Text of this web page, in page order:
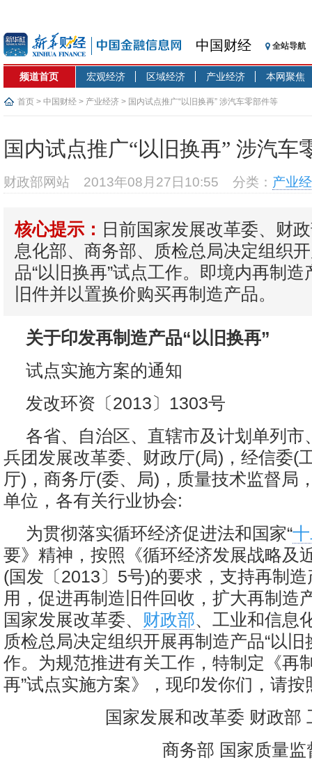
中国财经 全站导航
频道首页 宏观经济 区域经济 产业经济 本网聚焦
首页 > 中国财经 > 产业经济 > 国内试点推广“以旧换再” 涉汽车零部件等
国内试点推广“以旧换再” 涉汽车
财政部网站 2013年08月27日10:55 分类： 产业
核心提示： 日前国家发展改革委、财
息化部、商务部、质检总局决定组织
品“以旧换再”试点工作。即境内再制
旧件并以置换价购买再制造产品。
关于印发再制造产品“以旧换再”
试点实施方案的通知
发改环资〔2013〕1303号
各省、自治区、直辖市及计划单列市
兵团发展改革委、财政厅(局)，经信委(
厅)，商务厅(委、局)，质量技术监督局
单位，各有关行业协会:
为贯彻落实循环经济促进法和国家“
要》精神，按照《循环经济发展战略及
(国发〔2013〕5号)的要求，支持再制
用，促进再制造旧件回收，扩大再制造
国家发展改革委、 财政部、工业和信息
质检总局决定组织开展再制造产品“以旧
作。为规范推进有关工作，特制定《再
再”试点实施方案》，现印发你们，请按
国家发展和改革委 财政部
商务部 国家质量